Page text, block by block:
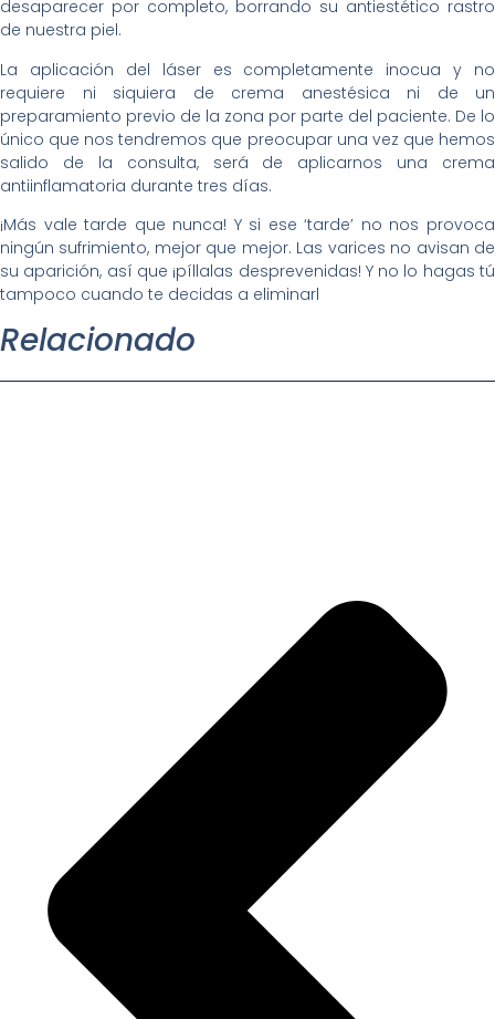
desaparecer por completo, borrando su antiestético rastro
de nuestra piel.
La aplicación del láser es completamente inocua y no
requiere ni siquiera de crema anestésica ni de un
preparamiento previo de la zona por parte del paciente. De lo
único que nos tendremos que preocupar una vez que hemos
salido de la consulta, será de aplicarnos una crema
antiinflamatoria durante tres días.
¡Más vale tarde que nunca! Y si ese ‘tarde’ no nos provoca
ningún sufrimiento, mejor que mejor. Las varices no avisan de
su aparición, así que ¡píllalas desprevenidas! Y no lo hagas tú
tampoco cuando te decidas a eliminarl
Relacionado